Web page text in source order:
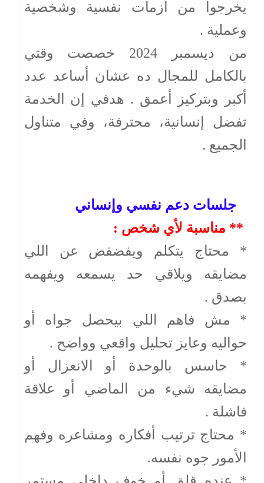
يخرجوا من أزمات نفسية وشخصية
وعملية .
من ديسمبر 2024 خصصت وقتي
بالكامل للمجال ده عشان أساعد عدد
أكبر وبتركيز أعمق . هدفي إن الخدمة
تفضل إنسانية، محترفة، وفي متناول
الجميع .
جلسات دعم نفسي وإنساني
** مناسبة لأي شخص :
* محتاج يتكلم ويفضفض عن اللي
مضايقه ويلاقي حد يسمعه ويفهمه
بصدق .
* مش فاهم اللي بيحصل جواه أو
حواليه وعايز تحليل واقعي وواضح .
* حاسس بالوحدة أو الانعزال أو
مضايقه شيء من الماضي أو علاقة
فاشلة .
* محتاج ترتيب أفكاره ومشاعره وفهم
الأمور جوه نفسه.